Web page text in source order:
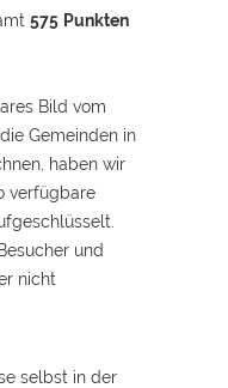
575 Punkten
Bild vom
Gemeinden in
haben wir
verfügbare
und
nicht
selbst in der